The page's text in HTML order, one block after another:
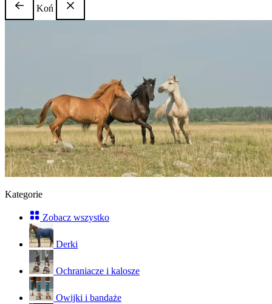
Koń
Kategorie
Zobacz wszystko
Derki
Ochraniacze i kalosze
Owijki i bandaże